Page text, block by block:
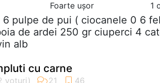
Foarte ușor 1
6 pulpe de pui ( ciocanele 0 6
de ardei 250 gr ciuperci 4
alb
cu carne